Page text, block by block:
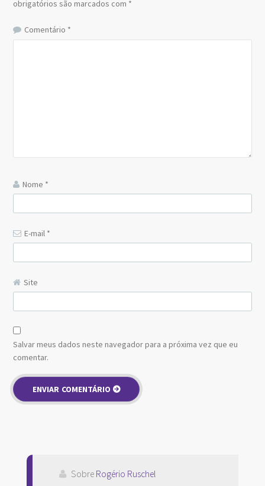
obrigatórios são marcados com *
Comentário *
Nome *
E-mail *
Site
Salvar meus dados neste navegador para a próxima vez que eu
comentar.
Sobre Rogério Ruschel